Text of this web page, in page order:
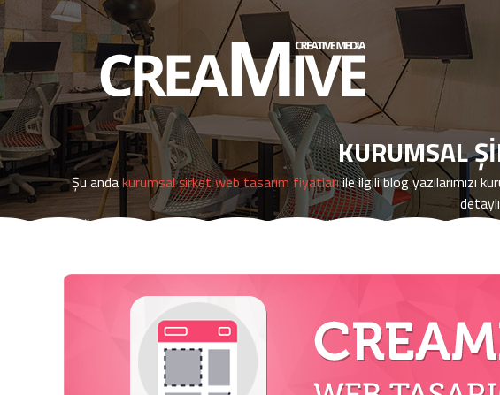
KURUMSAL
Şu andakurumsal şirket web tasarım fiyatlarıile ilgili blog yazılarımızı
Eğerkurumsal şirket web tasarım fiyatlarıile ilgili yeterli yazıya